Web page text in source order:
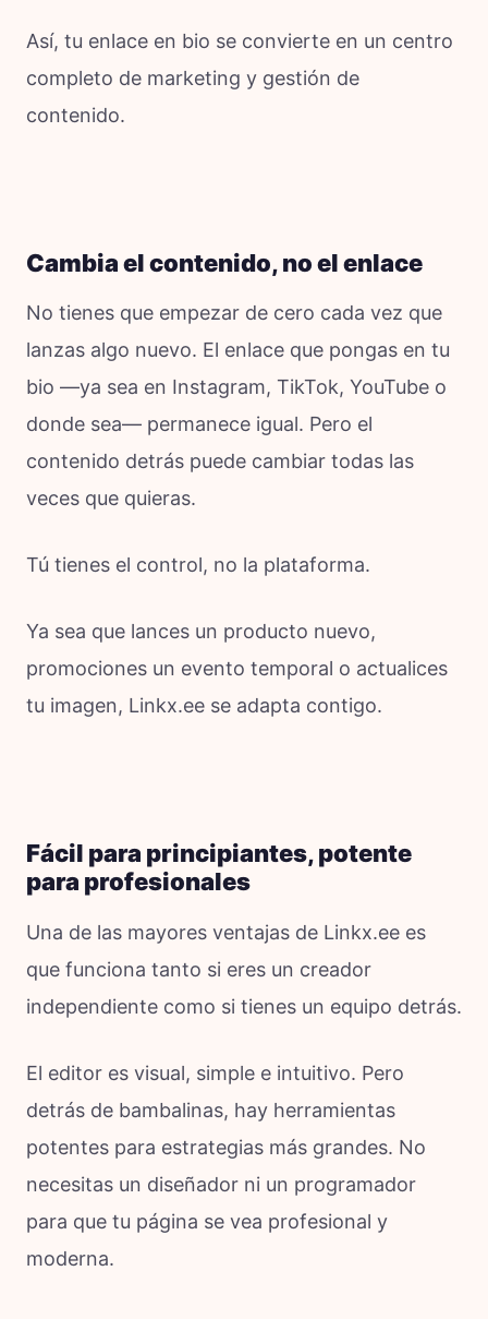
Así, tu enlace en bio se convierte en un centro
completo de marketing y gestión de
contenido.
Cambia el contenido, no el enlace
No tienes que empezar de cero cada vez que
lanzas algo nuevo. El enlace que pongas en tu
bio —ya sea en Instagram, TikTok, YouTube o
donde sea— permanece igual. Pero el
contenido detrás puede cambiar todas las
veces que quieras.
Tú tienes el control, no la plataforma.
Ya sea que lances un producto nuevo,
promociones un evento temporal o actualices
tu imagen, Linkx.ee se adapta contigo.
Fácil para principiantes, potente
para profesionales
Una de las mayores ventajas de Linkx.ee es
que funciona tanto si eres un creador
independiente como si tienes un equipo detrás.
El editor es visual, simple e intuitivo. Pero
detrás de bambalinas, hay herramientas
potentes para estrategias más grandes. No
necesitas un diseñador ni un programador
para que tu página se vea profesional y
moderna.